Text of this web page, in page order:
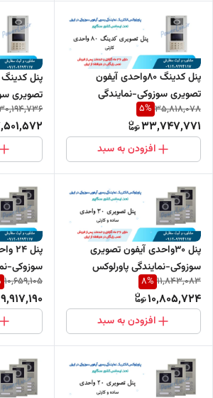
پنل کدینگ 80واحدی آیفون
تصویری سوزوکی-نمایندگی
پاورلوکس
35,818,078
5%
33,747,771
افزودن به سبد
تصویری
پاورلوکس
پنل 30واحدی آیفون تصویری
سوزوکی-نمایندگی پاورلوکس
11,843,083
8%
10,805,724
افزودن به سبد
سوزوکی-
10,659,105
9,917,190